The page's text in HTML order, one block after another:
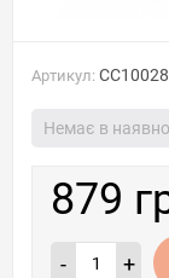
Артикул:
Немає в
879
- +